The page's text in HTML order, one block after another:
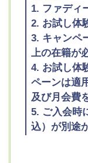
1. ファディ
2. お試し体
3. キャンペ
上の在籍が
4. お試し体
ペーンは適
及び月会費
5. ご入会時
込）が別途